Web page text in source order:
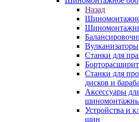
Назад
Вулканизаторы
Станки для
Станки для
дисков и
Аксессуары
Устройства и
шин